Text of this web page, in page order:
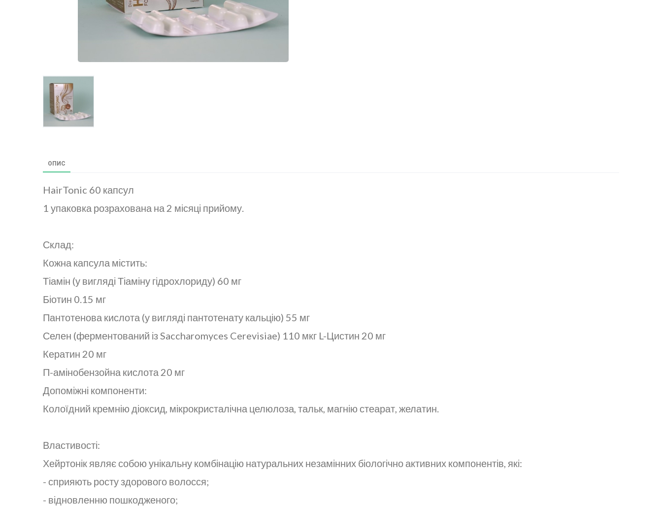
ОПИС
HairTonic 60 капсул
1 упаковка розрахована на 2 місяці прийому.
Склад:
Кожна капсула містить:
Тіамін (у вигляді Тіаміну гідрохлориду) 60 мг
Біотин 0.15 мг
Пантотенова кислота (у вигляді пантотенату кальцію) 55 мг
Селен (ферментований із Saccharomyces Cerevisiae) 110 мкг L-Цистин 20 мг
Кератин 20 мг
П-амінобензойна кислота 20 мг
Допоміжні компоненти:
Колоїдний кремнію діоксид, мікрокристалічна целюлоза, тальк, магнію стеарат, желатин.
Властивості:
Хейртонік являє собою унікальну комбінацію натуральних незамінних біологічно активних компонентів, які:
- сприяють росту здорового волосся;
- відновленню пошкодженого;